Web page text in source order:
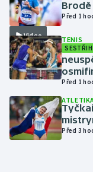
Lyže a snowboard
Moderní pětiboj
Motorsport
Parasport
Video
Brodě
Před 1
TENIS
SESTŘIH
Před 1
Před 3